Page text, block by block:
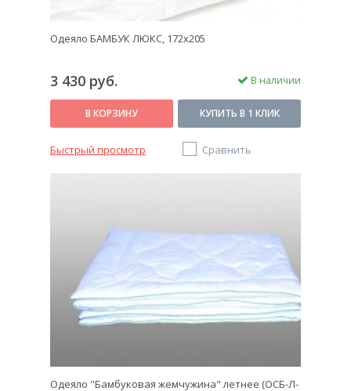
Одеяло БАМБУК ЛЮКС, 172x205
3 430 руб. В наличии
В КОРЗИНУ КУПИТЬ В 1 КЛИК
Быстрый просмотр Сравнить
Одеяло "Бамбуковая жемчужина" летнее (ОСБ-Л-